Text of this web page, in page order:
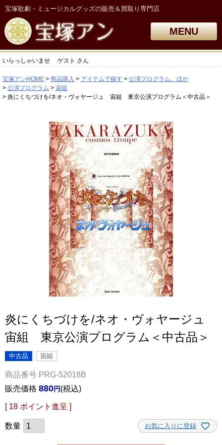
宝塚歌劇・ミュージカルグッズの販売＆買取り専門店
MENU
いらっしゃいませ ゲスト さん
宝塚アンHOME 商品購入 アイテムで探す
公演プログラム、ほか
公演プログラム
宙組
炎にくちづけを/ネオ・ヴォヤージュ 宙組 東京公演プログラム＜中古品＞
炎にくちづけを/ネオ・ヴォヤージュ
宙組 東京公演プログラム＜中古品＞
中古品 宙組
商品番号 PRG-52018B
販売価格 880 税込
[ 18 ポイント進呈 ]
お気に入りに登録